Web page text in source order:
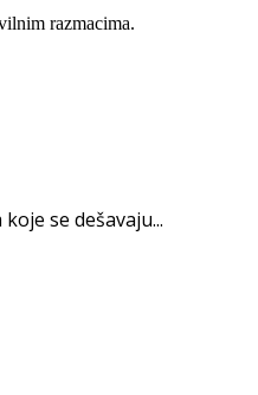
razmacima.
se dešavaju...